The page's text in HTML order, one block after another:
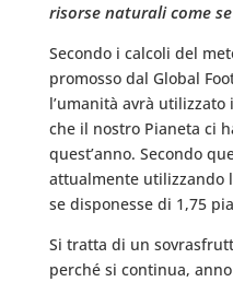
risorse naturali come
Secondo i calcoli del
promosso dal Global
l’umanità avrà
che il nostro Pianeta ci
quest’anno. Secondo
attualmente utilizzando
se disponesse di 1,75
Si tratta di un
perché si continua,